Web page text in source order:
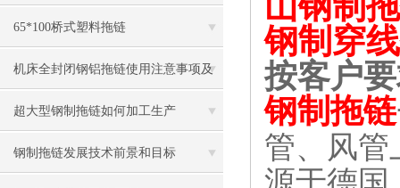
65*100桥式塑料拖链
机床全封闭钢铝拖链使用注意事项及
其选用要点
超大型钢制拖链如何加工生产
钢制拖链发展技术前景和目标
钢制穿
按客户
钢制拖链
管、风管